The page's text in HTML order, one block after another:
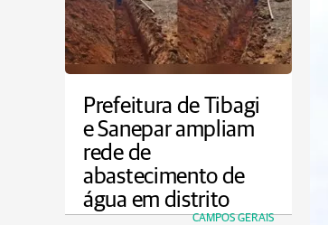
Prefeitura de Tibagi
e Sanepar ampliam
rede de
abastecimento de
água em distrito
CAMPOS GERAIS